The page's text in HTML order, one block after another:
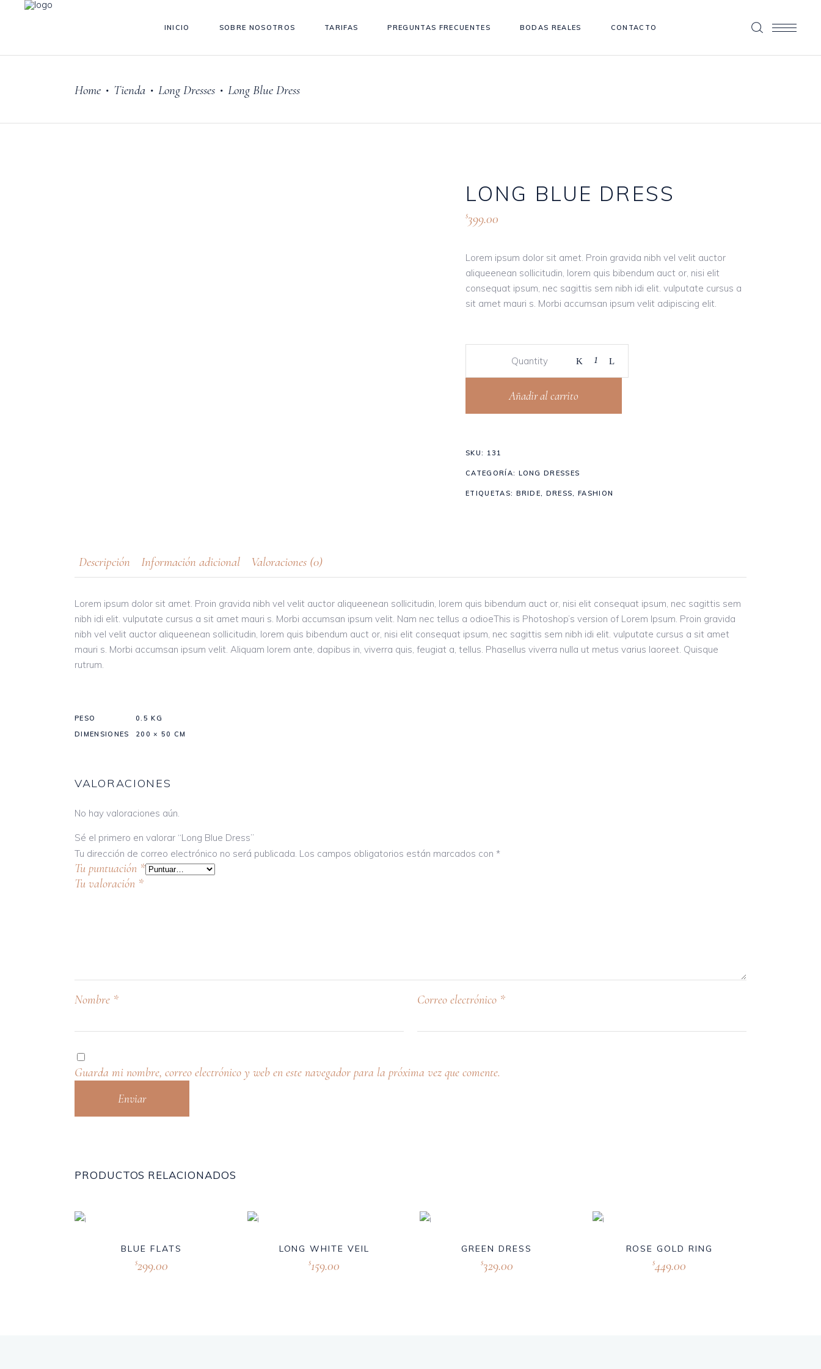
INICIO SOBRE NOSOTROS TARIFAS PREGUNTAS FRECUENTES BODAS REALES CONTACTO
Home • Tienda • Long Dresses • Long Blue Dress
LONG BLUE DRESS
$399.00
Lorem ipsum dolor sit amet. Proin gravida nibh vel velit auctor
aliqueenean sollicitudin, lorem quis bibendum auct or, nisi elit
consequat ipsum, nec sagittis sem nibh idi elit. vulputate cursus a
sit amet mauri s. Morbi accumsan ipsum velit adipiscing elit.
Quantity
Añadir al carrito
SKU: 131
CATEGORÍA: LONG DRESSES
ETIQUETAS: BRIDE, DRESS,FASHION
Descripción Información adicional Valoraciones (0)
Lorem ipsum dolor sit amet. Proin gravida nibh vel velit auctor aliqueenean sollicitudin, lorem quis bibendum auct or, nisi elit consequat ipsum, nec sagittis sem
nibh idi elit. vulputate cursus a sit amet mauri s. Morbi accumsan ipsum velit. Nam nec tellus a odioeThis is Photoshop’s version of Lorem Ipsum. Proin gravida
nibh vel velit auctor aliqueenean sollicitudin, lorem quis bibendum auct or, nisi elit consequat ipsum, nec sagittis sem nibh idi elit. vulputate cursus a sit amet
mauri s. Morbi accumsan ipsum velit. Aliquam lorem ante, dapibus in, viverra quis, feugiat a, tellus. Phasellus viverra nulla ut metus varius laoreet. Quisque
rutrum.
PESO
0.5 KG
DIMENSIONES
200 × 50 CM
VALORACIONES
No hay valoraciones aún.
Sé el primero en valorar “Long Blue Dress”
Tu dirección de correo electrónico no será publicada. Los campos obligatorios están marcados con *
Tu puntuación *
Tu valoración *
Nombre * Correo electrónico *
Guarda mi nombre, correo electrónico y web en este navegador para la próxima vez que comente.
PRODUCTOS RELACIONADOS
BLUE FLATS
$299.00
LONG WHITE VEIL
$159.00
GREEN DRESS
$329.00
ROSE GOLD RING
$449.00